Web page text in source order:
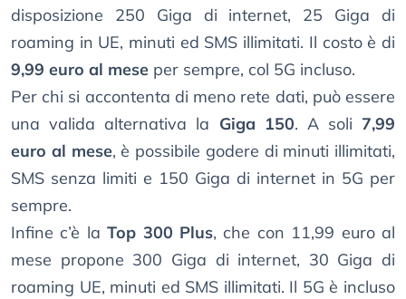
disposizione 250 Giga di internet, 25 Giga di
roaming in UE, minuti ed SMS illimitati. Il costo è di
9,99 euro al mese per sempre, col 5G incluso.
Per chi si accontenta di meno rete dati, può essere
una valida alternativa la Giga 150. A soli 7,99
euro al mese, è possibile godere di minuti illimitati,
SMS senza limiti e 150 Giga di internet in 5G per
sempre.
Infine c’è laTop 300 Plus, che con 11,99 euro al
mese propone 300 Giga di internet, 30 Giga di
roaming UE, minuti ed SMS illimitati. Il 5G è incluso